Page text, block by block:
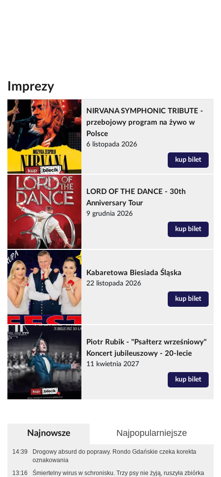
Imprezy
NIRVANA SYMPHONIC TRIBUTE -
przebojowy program na żywo w
Polsce
6 listopada 2026
kup bilet
LORD OF THE DANCE - 30th
Anniversary Tour
9 grudnia 2026
kup bilet
Kabaretowa Biesiada Śląska
22 listopada 2026
kup bilet
Piotr Rubik - "Psałterz wrześniowy"
Koncert jubileuszowy - 20-lecie
11 kwietnia 2027
kup bilet
Najnowsze Najpopularniejsze
14:39
Drogowy absurd do poprawy. Rondo Gdańskie czeka korekta
oznakowania
13:16
Śmiertelny wirus w schronisku. Trzy psy nie żyją, ruszyła zbiórka